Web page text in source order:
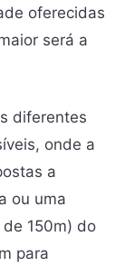
oferecidas
será a
diferentes
onde a
a
ou uma
150m) do
para